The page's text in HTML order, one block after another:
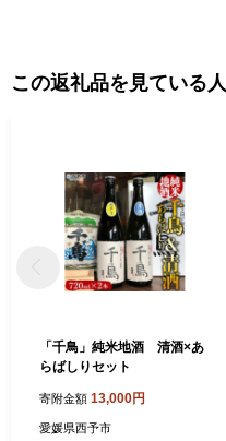
この返礼品を見ている
「千鳥」純米地酒 清酒×あ
らばしりセット
寄附金額 13,000円
愛媛県西予市